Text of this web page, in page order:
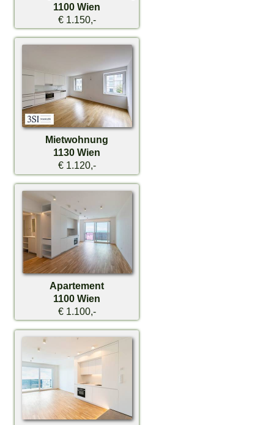
1100 Wien
€ 1.150,-
Mietwohnung
1130 Wien
€ 1.120,-
Apartement
1100 Wien
€ 1.100,-